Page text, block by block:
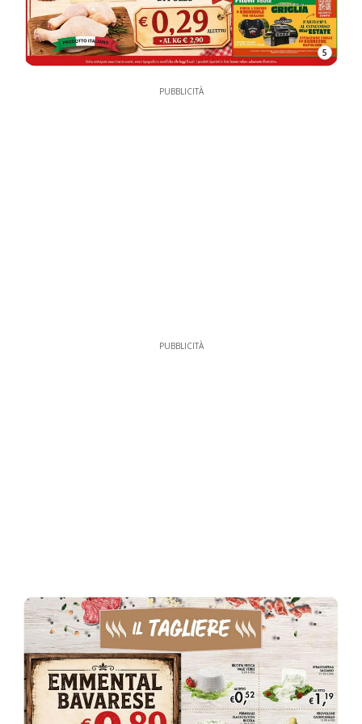
5
PUBBLICITÀ
PUBBLICITÀ